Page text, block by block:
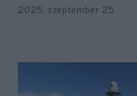
2025. szeptember 25.